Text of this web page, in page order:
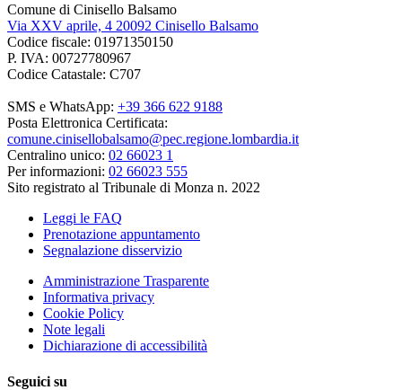
Comune di Cinisello Balsamo
Via XXV aprile, 4 20092 Cinisello Balsamo
Codice fiscale: 01971350150
P. IVA: 00727780967
Codice Catastale: C707
SMS e WhatsApp: +39 366 622 9188
Posta Elettronica Certificata:
comune.cinisellobalsamo@pec.regione.lombardia.it
Centralino unico: 02 66023 1
Per informazioni: 02 66023 555
Sito registrato al Tribunale di Monza n. 2022
Leggi le FAQ
Prenotazione appuntamento
Segnalazione disservizio
Amministrazione Trasparente
Informativa privacy
Cookie Policy
Note legali
Dichiarazione di accessibilità
Seguici su